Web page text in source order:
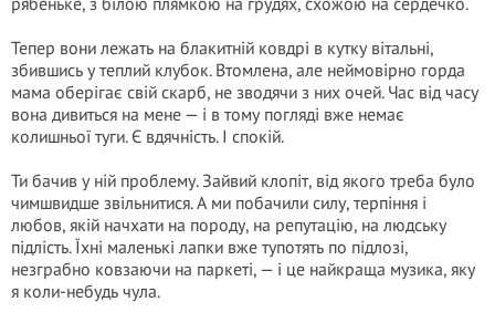
Тепер вони лежать на блакитній ковдрі в кутку вітальні,
збившись у теплий клубок. Втомлена, але неймовірно горда
мама оберігає свій скарб, не зводячи з них очей. Час від часу
вона дивиться на мене — і в тому погляді вже немає
колишньої туги. Є вдячність. І спокій.
Ти бачив у ній проблему. Зайвий клопіт, від якого треба було
чимшвидше звільнитися. А ми побачили силу, терпіння і
любов, якій начхати на породу, на репутацію, на людську
підлість. Їхні маленькі лапки вже тупотять по підлозі,
незграбно ковзаючи на паркеті, — і це найкраща музика, яку
я коли-небудь чула.